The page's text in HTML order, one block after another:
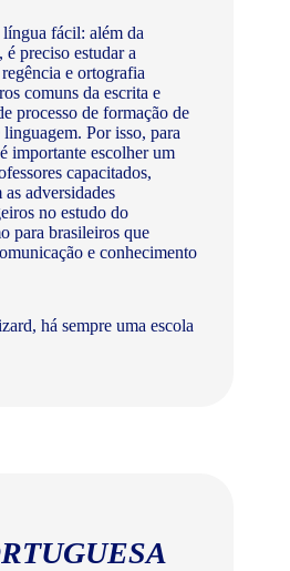
fácil: além da
preciso estudar a
e ortografia
comuns da escrita e
processo de formação de
Por isso, para
importante escolher um
capacitados,
adversidades
no estudo do
para brasileiros que
e conhecimento
há sempre uma escola